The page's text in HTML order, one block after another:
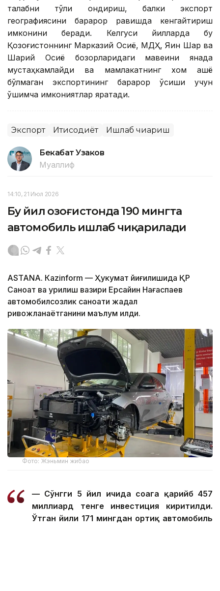
талабни тўлиқ қондириш, балки экспорт
географиясини барқарор равишда кенгайтириш
имконини беради. Келгуси йилларда бу
Қозоғистоннинг Марказий Осиё, МДҲ, Яқин Шарқ ва
Шарқий Осиё бозорларидаги мавқеини янада
мустаҳкамлайди ва мамлакатнинг хом ашё
бўлмаган экспортининг барқарор ўсиши учун
қўшимча имкониятлар яратади.
Экспорт Иқтисодиёт Ишлаб чиқариш
Бекабат Узаков
Муаллиф
14:10, 21 Июл 2026
Бу йил Қозоғистонда 190 мингта
автомобиль ишлаб чиқарилади
ASTANА. Кazinform — Ҳукумат йиғилишида ҚР
Саноат ва қурилиш вазири Ерсайин Нағаспаев
автомобилсозлик саноати жадал
ривожланаётганини маълум қилди.
Фото: Жэньмин жибао
— Сўнгги 5 йил ичида соҳага қарийб 457
миллиард тенге инвестиция киритилди.
Ўтган йили 171 мингдан ортиқ автомобиль